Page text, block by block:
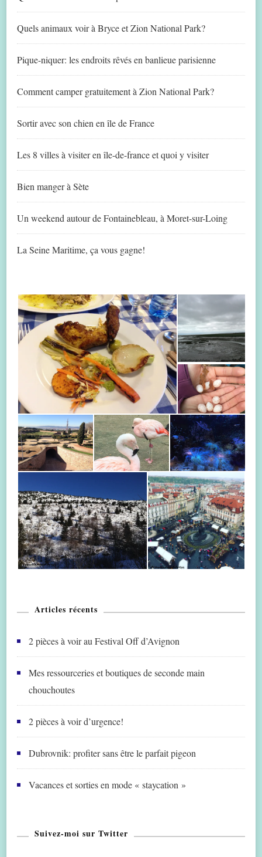
Quels animaux voir à Bryce et Zion National Park?
Pique-niquer: les endroits rêvés en banlieue parisienne
Comment camper gratuitement à Zion National Park?
Sortir avec son chien en île de France
Les 8 villes à visiter en île-de-france et quoi y visiter
Bien manger à Sète
Un weekend autour de Fontainebleau, à Moret-sur-Loing
La Seine Maritime, ça vous gagne!
Articles récents
2 pièces à voir au Festival Off d’Avignon
Mes ressourceries et boutiques de seconde main
chouchoutes
2 pièces à voir d’urgence!
Dubrovnik: profiter sans être le parfait pigeon
Vacances et sorties en mode « staycation »
Suivez-moi sur Twitter